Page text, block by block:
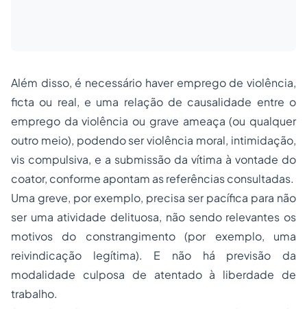
Além disso, é necessário haver emprego de violência,
ficta ou real, e uma relação de causalidade entre o
emprego da violência ou grave ameaça (ou qualquer
outro meio), podendo ser violência moral, intimidação,
vis compulsiva, e a submissão da vítima à vontade do
coator, conforme apontam as referências consultadas.
Uma greve, por exemplo, precisa ser pacífica para não
ser uma atividade delituosa, não sendo relevantes os
motivos do constrangimento (por exemplo, uma
reivindicação legítima). E não há previsão da
modalidade culposa de atentado à liberdade de
trabalho.